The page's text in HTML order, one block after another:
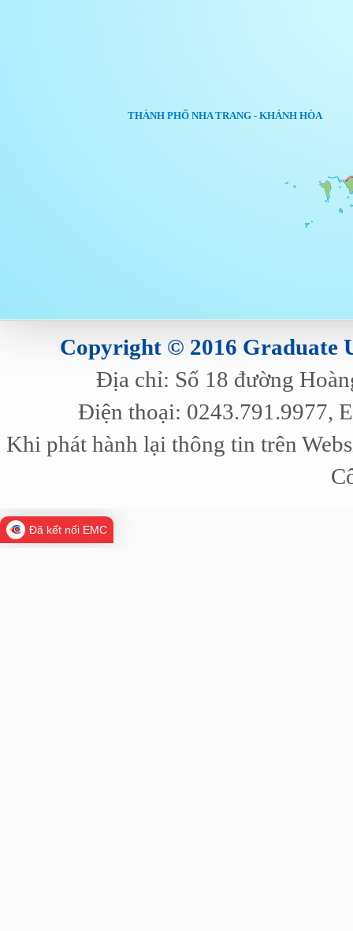
THÀNH PHỐ NHA TRANG - KHÁNH HÒA
Copyright © 2016 Graduate
Địa chỉ: Số 18 đường
Điện thoại: 0243.791.9977,
Khi phát hành lại thông tin trên
Đã kết nối EMC